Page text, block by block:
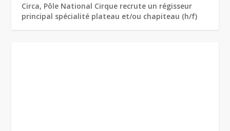
Circa, Pôle National Cirque recrute un régisseur
principal spécialité plateau et/ou chapiteau (h/f)